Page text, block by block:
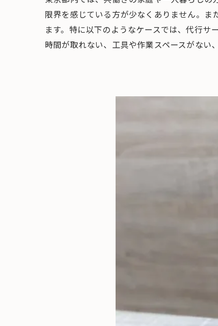
限界を感じている方が少なくありません。ま
ます。特に以下のようなケースでは、代行
時間が取れない、工具や作業スペースがない